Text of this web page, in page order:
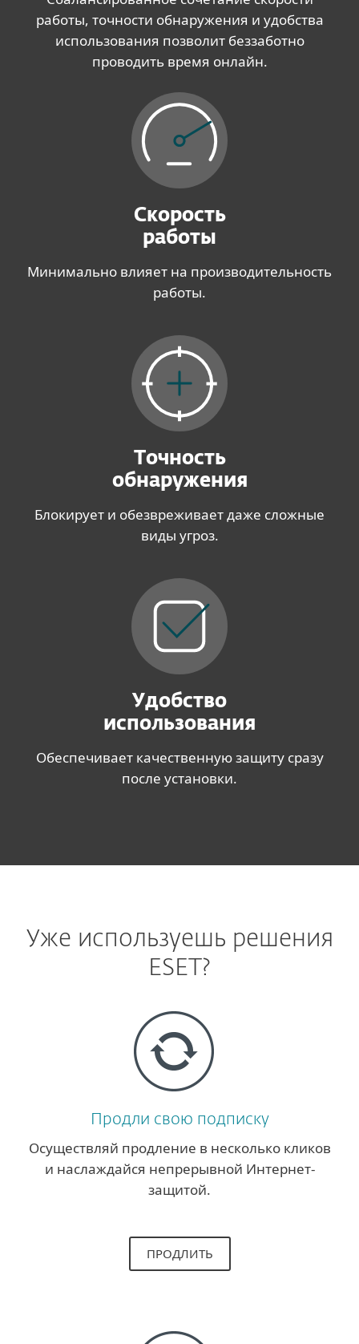
работы, точности обнаружения и удобства
использования позволит беззаботно
проводить время онлайн.
Cкорость
работы
Минимально влияет на производительность
работы.
Точность
обнаружения
Блокирует и обезвреживает даже сложные
виды угроз.
Удобство
использования
Обеспечивает качественную защиту сразу
после установки.
Уже используешь решения
ESET?
Продли свою подписку
Осуществляй продление в несколько кликов
и наслаждайся непрерывной Интернет-
защитой.
ПРОДЛИТЬ